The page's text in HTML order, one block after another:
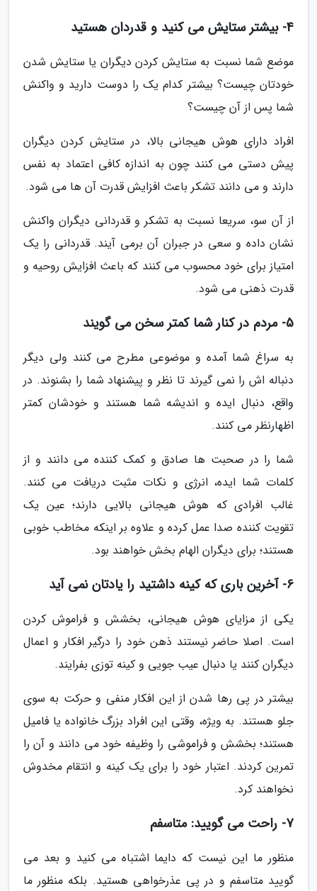
4- بیشتر ستایش می کنید و قدردان هستید
موضع شما نسبت به ستایش کردن دیگران یا ستایش شدن
خودتان چیست؟ بیشتر کدام یک را دوست دارید و واکنش
شما پس از آن چیست؟
افراد دارای هوش هیجانی بالا، در ستایش کردن دیگران
پیش دستی می کنند چون به اندازه کافی اعتماد به نفس
دارند و می دانند تشکر باعث افزایش قدرت آن ها می شود.
از آن سو، سریعا نسبت به تشکر و قدردانی دیگران واکنش
نشان داده و سعی در جبران آن برمی آیند. قدردانی را یک
امتیاز برای خود محسوب می کنند که باعث افزایش روحیه و
قدرت ذهنی می شود.
5- مردم در کنار شما کمتر سخن می گویند
به سراغ شما آمده و موضوعی مطرح می کنند ولی دیگر
دنباله اش را نمی گیرند تا نظر و پیشنهاد شما را بشنوند. در
واقع، دنبال ایده و اندیشه شما هستند و خودشان کمتر
اظهارنظر می کنند.
شما را در صحبت ها صادق و کمک کننده می دانند و از
کلمات شما ایده، انرژی و نکات مثبت دریافت می کنند.
غالب افرادی که هوش هیجانی بالایی دارند؛ عین یک
تقویت کننده صدا عمل کرده و علاوه بر اینکه مخاطب خوبی
هستند؛ برای دیگران الهام بخش خواهند بود.
6- آخرین باری که کینه داشتید را یادتان نمی آید
یکی از مزایای هوش هیجانی، بخشش و فراموش کردن
است. اصلا حاضر نیستند ذهن خود را درگیر افکار و اعمال
دیگران کنند یا دنبال عیب جویی و کینه توزی بفرایند.
بیشتر در پی رها شدن از این افکار منفی و حرکت به سوی
جلو هستند. به ویژه، وقتی این افراد بزرگ خانواده یا فامیل
هستند؛ بخشش و فراموشی را وظیفه خود می دانند و آن را
تمرین کردند. اعتبار خود را برای یک کینه و انتقام مخدوش
نخواهند کرد.
7- راحت می گویید: متاسفم
منظور ما این نیست که دایما اشتباه می کنید و بعد می
گویید متاسفم و در پی عذرخواهی هستید. بلکه منظور ما